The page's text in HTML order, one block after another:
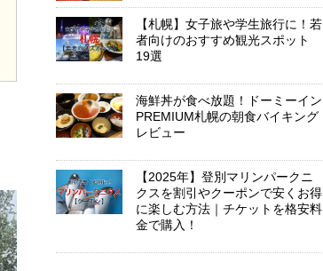
【札幌】女子旅や学生旅行に！若
者向けのおすすめ観光スポット
19選
海鮮丼が食べ放題！ドーミーイン
PREMIUM札幌の朝食バイキング
レビュー
【2025年】登別マリンパークニ
クスを割引やクーポンで安くお得
に楽しむ方法｜チケットを格安料
金で購入！